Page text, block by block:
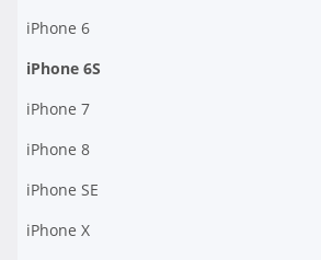
iPhone 6
iPhone 6S
iPhone 7
iPhone 8
iPhone SE
iPhone X